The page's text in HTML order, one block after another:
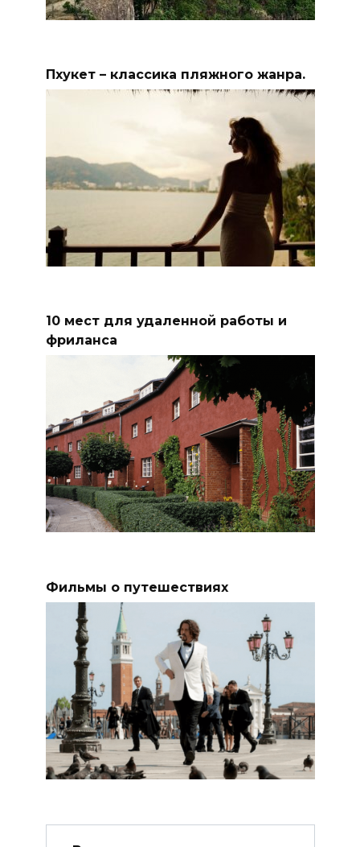
Пхукет – классика пляжного жанра.
10 мест для удаленной работы и
фриланса
Фильмы о путешествиях